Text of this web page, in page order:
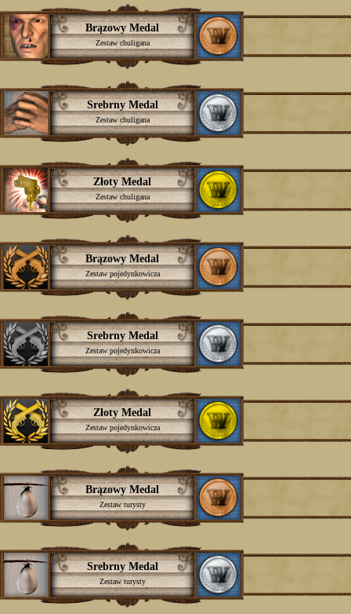
Brązowy Medal
Zestaw chuligana
Srebrny Medal
Zestaw chuligana
Złoty Medal
Zestaw chuligana
Brązowy Medal
Zestaw pojedynkowicza
Srebrny Medal
Zestaw pojedynkowicza
Złoty Medal
Zestaw pojedynkowicza
Brązowy Medal
Zestaw turysty
Srebrny Medal
Zestaw turysty